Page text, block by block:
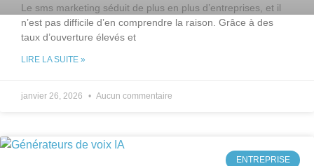
Le sms marketing séduit de plus en plus d’entreprises, et il
n’est pas difficile d’en comprendre la raison. Grâce à des
taux d’ouverture élevés et
LIRE LA SUITE »
janvier 26, 2026 Aucun commentaire
ENTREPRISE